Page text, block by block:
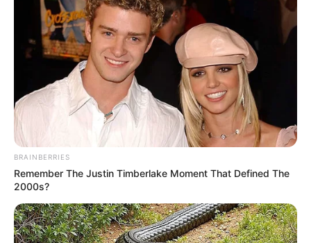
ГАРЯЧI ПОДІЇ
У селі на Закарпатті жінки
взялися засипати джерело, з
якого люди набирали питну
воду: що сталося? (фото,
відео)
07.08.2026
ГАРЯЧI
До $20 тисяч за «списання»: на
Закарпатті розслідують схему з
BRAINBERRIES
Remember The Justin Timberlake Moment That Defined The
2000s?